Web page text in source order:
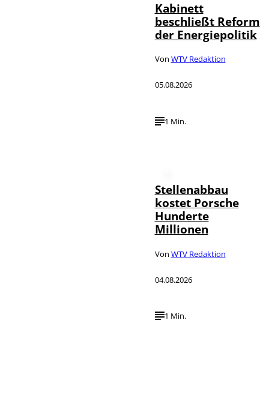
Kabinett
beschließt Reform
der Energiepolitik
Von WTV Redaktion
05.08.2026
1 Min.
Stellenabbau
kostet Porsche
Hunderte
Millionen
Von WTV Redaktion
04.08.2026
1 Min.